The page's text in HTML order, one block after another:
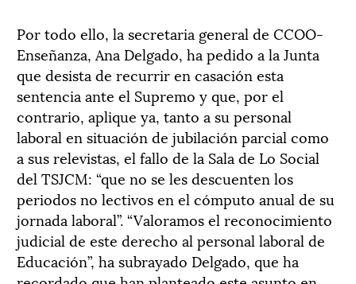
Por todo ello, la secretaria general de CCOO-
Enseñanza, Ana Delgado, ha pedido a la Junta
que desista de recurrir en casación esta
sentencia ante el Supremo y que, por el
contrario, aplique ya, tanto a su personal
laboral en situación de jubilación parcial como
a sus relevistas, el fallo de la Sala de Lo Social
del TSJCM: “que no se les descuenten los
periodos no lectivos en el cómputo anual de su
jornada laboral”. “Valoramos el reconocimiento
judicial de este derecho al personal laboral de
Educación”, ha subrayado Delgado, que ha